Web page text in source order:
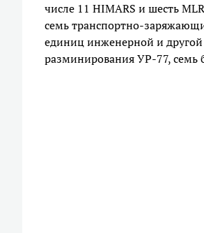
числе 11 HIMARS и шесть
семь транспортно-
единиц инженерной и
разминирования УР-77,